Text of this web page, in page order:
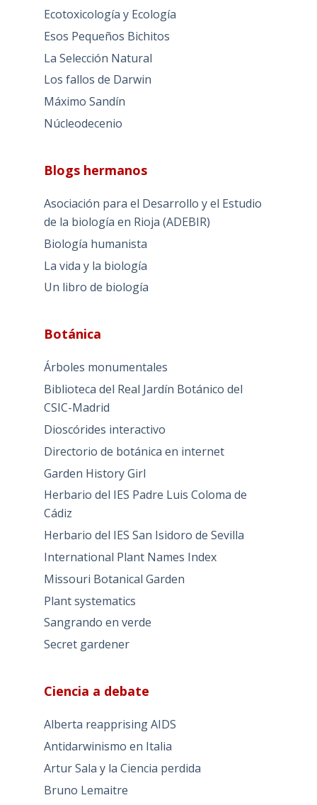
Ecotoxicología y Ecología
Esos Pequeños Bichitos
La Selección Natural
Los fallos de Darwin
Máximo Sandín
Núcleodecenio
Blogs hermanos
Asociación para el Desarrollo y el Estudio
de la biología en Rioja (ADEBIR)
Biología humanista
La vida y la biología
Un libro de biología
Botánica
Árboles monumentales
Biblioteca del Real Jardín Botánico del
CSIC-Madrid
Dioscórides interactivo
Directorio de botánica en internet
Garden History Girl
Herbario del IES Padre Luis Coloma de
Cádiz
Herbario del IES San Isidoro de Sevilla
International Plant Names Index
Missouri Botanical Garden
Plant systematics
Sangrando en verde
Secret gardener
Ciencia a debate
Alberta reapprising AIDS
Antidarwinismo en Italia
Artur Sala y la Ciencia perdida
Bruno Lemaitre